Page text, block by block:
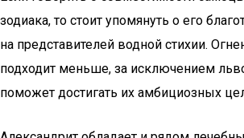
зодиака, то стоит упомянуть о его
на представителей водной стихии.
подходит меньше, за исключением
поможет достигать их амбициозных